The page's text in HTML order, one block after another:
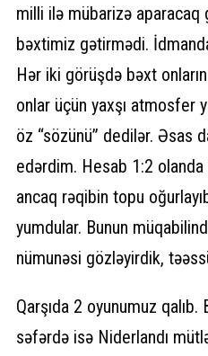
milli ilə mübarizə aparacaq
bəxtimiz gətirmədi.
Hər iki görüşdə bəxt
onlar üçün yaxşı atmosfer
öz “sözünü” dedilər. Əsas
edərdim. Hesab 1:2 olanda
ancaq rəqibin topu
yumdular. Bunun
nümunəsi gözləyirdik,
Qarşıda 2 oyunumuz qalıb.
səfərdə isə Niderlandı